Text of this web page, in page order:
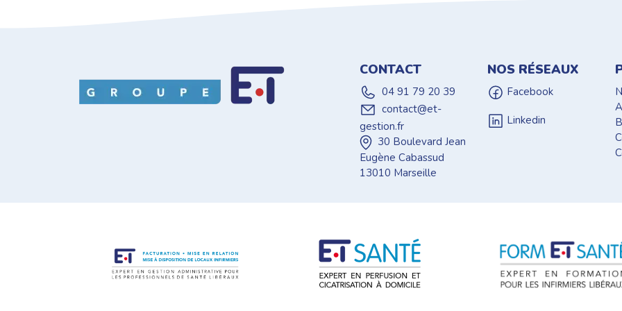
CONTACT
04 91 79 20 39
contact@et-
gestion.fr
30 Boulevard Jean
Eugène Cabassud
13010 Marseille
NOS RÉSEAUX
Facebook
Linkedin